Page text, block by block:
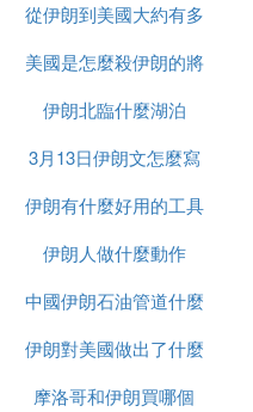
命後，最高精神領袖霍
由於其為宗教人士，對
背景下，伊朗在實施伊
和制度，但並非傳統的
袖之下，總統雖然由選
後，由於最高精神領袖
統大位。在總統選舉
神領袖的委任函，才能
統實際上由最高精神領
種
從伊朗到美國大約有多
少千米
美國是怎麼殺伊朗的將
軍的
伊朗北臨什麼湖泊
3月13日伊朗文怎麼寫
伊朗有什麼好用的工具
伊朗人做什麼動作
中國伊朗石油管道什麼
時候建完
伊朗對美國做出了什麼
反應
摩洛哥和伊朗買哪個